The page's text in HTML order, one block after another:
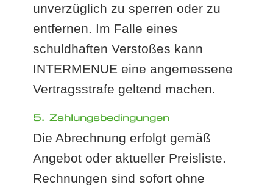
unverzüglich zu sperren oder zu
entfernen. Im Falle eines
schuldhaften Verstoßes kann
INTERMENUE eine angemessene
Vertragsstrafe geltend machen.
5. Zahlungsbedingungen
Die Abrechnung erfolgt gemäß
Angebot oder aktueller Preisliste.
Rechnungen sind sofort ohne